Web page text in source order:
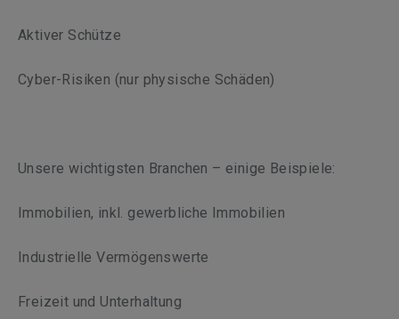
Aktiver Schütze
Cyber-Risiken (nur physische Schäden)
Unsere wichtigsten Branchen – einige Beispiele:
Immobilien, inkl. gewerbliche Immobilien
Industrielle Vermögenswerte
Freizeit und Unterhaltung